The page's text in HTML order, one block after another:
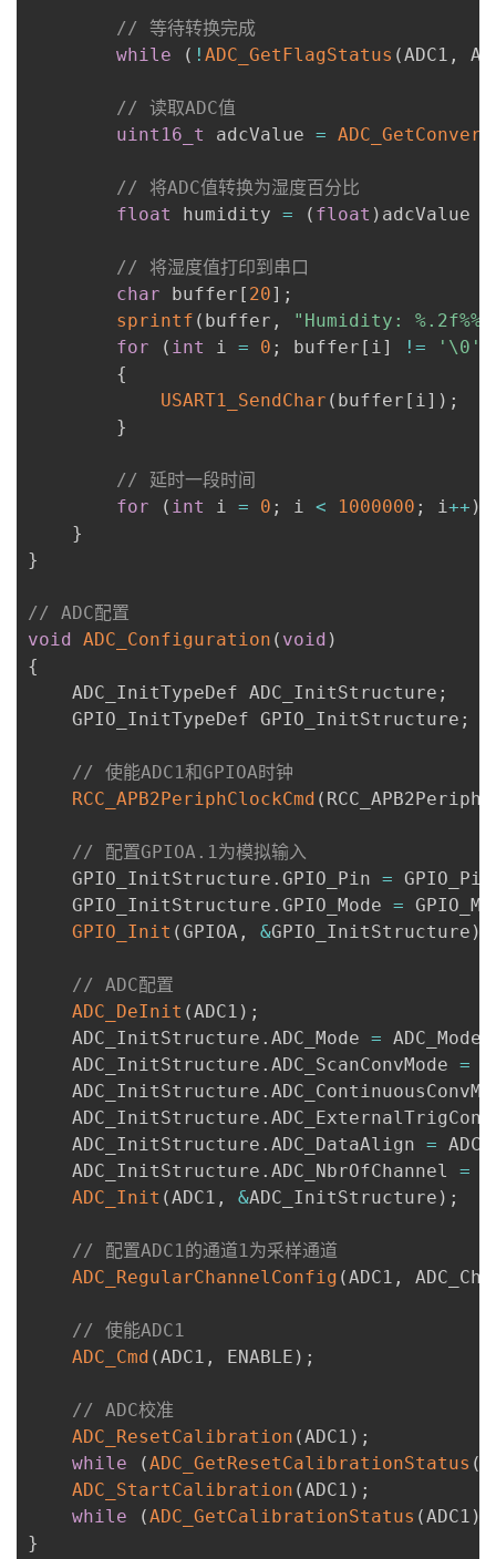
// 等待转换完成
while
( ! ADC_GetFlagStatus (ADC1 ,
// 读取ADC值
uint16_t
adcValue =
// 将ADC值转换为湿度百分比
float
humidity = ( float ) adcValue
// 将湿度值打印到串口
char buffer [ 20] ;
sprintf ( buffer ,
"Humidity:
for
( int i = 0 ; buffer [ i] != '\0'
{
USART1_SendChar ( buffer [ i] ) ;
}
// 延时一段时间
for
( int i = 0 ; i < 1000000 ; i++ )
}
}
// ADC配置
void
ADC_Configuration ( void )
{
    ADC_InitTypeDef ADC_InitStructure
;
    GPIO_InitTypeDef GPIO_InitStructure
;
// 使能ADC1和GPIOA时钟
RCC_APB2PeriphClockCmd (
// 配置GPIOA.1为模拟输入
    GPIO_InitStructure
. GPIO_Pin =
    GPIO_InitStructure
. GPIO_Mode =
GPIO_Init (GPIOA , &GPIO_InitStructure )
// ADC配置
ADC_DeInit (ADC1 ) ;
    ADC_InitStructure
. ADC_Mode =
    ADC_InitStructure
. ADC_ScanConvMode =
    ADC_InitStructure
.
    ADC_InitStructure
.
    ADC_InitStructure
. ADC_DataAlign =
    ADC_InitStructure
. ADC_NbrOfChannel =
ADC_Init (ADC1 , &ADC_InitStructure ) ;
// 配置ADC1的通道1为采样通道
ADC_RegularChannelConfig (ADC1 ,
// 使能ADC1
ADC_Cmd (ADC1 , ENABLE ) ;
// ADC校准
ADC_ResetCalibration (ADC1 ) ;
while
(ADC_GetResetCalibrationStatus (
ADC_StartCalibration (ADC1 ) ;
while
(ADC_GetCalibrationStatus (ADC1 )
}